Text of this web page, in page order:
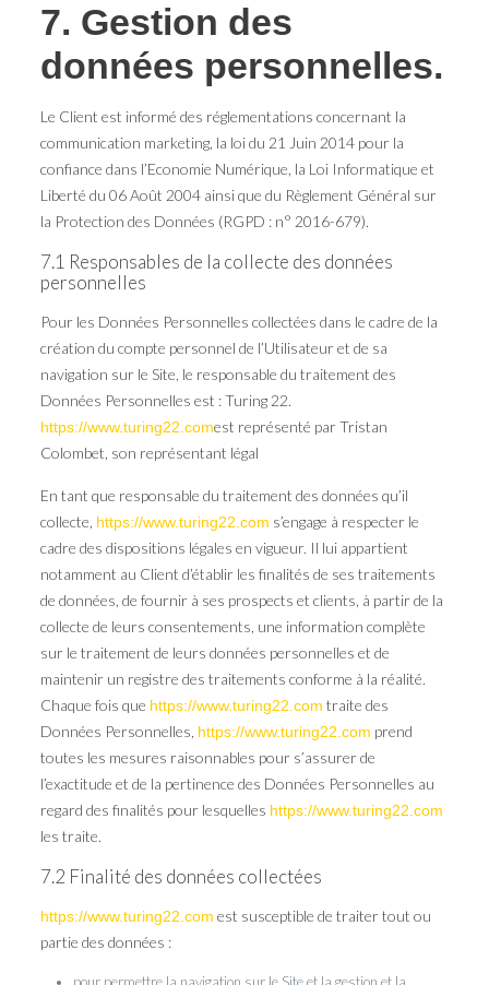
7. Gestion des
données personnelles.
Le Client est informé des réglementations concernant la
communication marketing, la loi du 21 Juin 2014 pour la
confiance dans l’Economie Numérique, la Loi Informatique et
Liberté du 06 Août 2004 ainsi que du Règlement Général sur
la Protection des Données (RGPD : n° 2016-679).
7.1 Responsables de la collecte des données
personnelles
Pour les Données Personnelles collectées dans le cadre de la
création du compte personnel de l’Utilisateur et de sa
navigation sur le Site, le responsable du traitement des
Données Personnelles est : Turing 22.
https://www.turing22.comest représenté par Tristan
Colombet, son représentant légal
En tant que responsable du traitement des données qu’il
collecte, https://www.turing22.com s’engage à respecter le
cadre des dispositions légales en vigueur. Il lui appartient
notamment au Client d’établir les finalités de ses traitements
de données, de fournir à ses prospects et clients, à partir de la
collecte de leurs consentements, une information complète
sur le traitement de leurs données personnelles et de
maintenir un registre des traitements conforme à la réalité.
Chaque fois que https://www.turing22.com traite des
Données Personnelles, https://www.turing22.com prend
toutes les mesures raisonnables pour s’assurer de
l’exactitude et de la pertinence des Données Personnelles au
regard des finalités pour lesquelles https://www.turing22.com
les traite.
7.2 Finalité des données collectées
https://www.turing22.com est susceptible de traiter tout ou
partie des données :